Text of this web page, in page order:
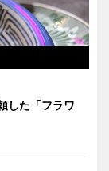
した「フラワ